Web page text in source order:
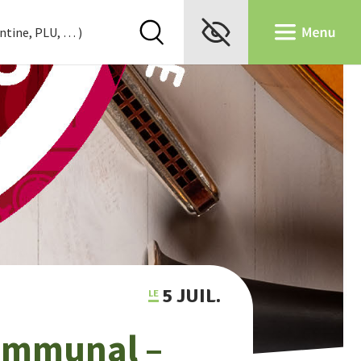
5 JUIL.
–